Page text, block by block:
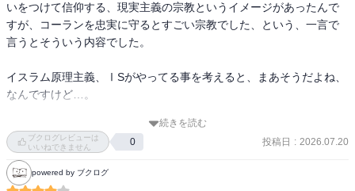
いをつけて信仰する、現実主義の宗教というイメージがあったんで
すが、コーランを忠実に守るとすごい宗教でした、という、一言で
言うとそういう内容でした。
イスラム原理主義、ⅠSがやってる事を考えると、まあそうだよね、
なんですけど…。
多神教の中でも、どんな神様も八百万で受け入れてしまう日本人に
は、唯一神はともかく、神様が全て決めて人間は従ってさえいれば
良く、神様を崇めない人は殺してもいい、選ばれた民なのだ、とい
うのは理解できないですね。
続きを読む
ブクログレビューは
いいねできません
0 投稿日 : 2026.07.20
powered by ブクログ